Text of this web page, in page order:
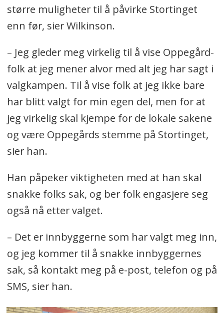
større muligheter til å påvirke Stortinget
enn før, sier Wilkinson.
– Jeg gleder meg virkelig til å vise Oppegård-
folk at jeg mener alvor med alt jeg har sagt i
valgkampen. Til å vise folk at jeg ikke bare
har blitt valgt for min egen del, men for at
jeg virkelig skal kjempe for de lokale sakene
og være Oppegårds stemme på Stortinget,
sier han.
Han påpeker viktigheten med at han skal
snakke folks sak, og ber folk engasjere seg
også nå etter valget.
– Det er innbyggerne som har valgt meg inn,
og jeg kommer til å snakke innbyggernes
sak, så kontakt meg på e-post, telefon og på
SMS, sier han.